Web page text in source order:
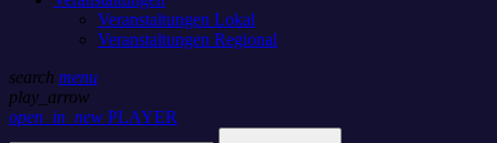
Veranstaltungen Lokal
Veranstaltungen Regional
search menu
play_arrow
open_in_new PLAYER